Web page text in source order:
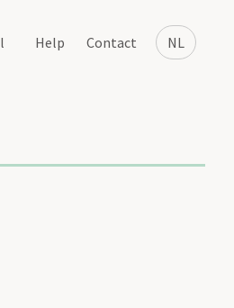
NL
Help Contact